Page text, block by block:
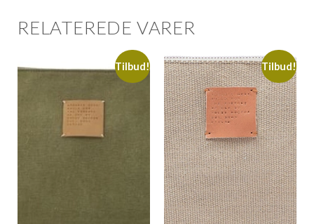
RELATEREDE VARER
Tilbud! Tilbud!